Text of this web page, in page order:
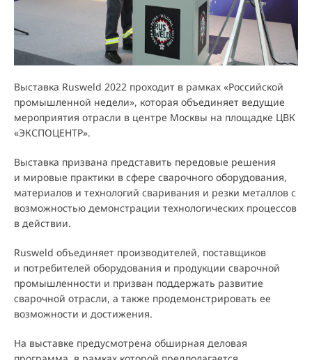
Выставка Rusweld 2022 проходит в рамках «Российской
промышленной недели», которая объединяет ведущие
мероприятия отрасли в центре Москвы на площадке ЦВК
«ЭКСПОЦЕНТР».
Выставка призвана представить передовые решения
и мировые практики в сфере сварочного оборудования,
материалов и технологий сваривания и резки металлов c
возможностью демонстрации технологических процессов
в действии.
Rusweld объединяет производителей, поставщиков
и потребителей оборудования и продукции сварочной
промышленности и призван поддержать развитие
сварочной отрасли, а также продемонстрировать ее
возможности и достижения.
На выставке предусмотрена обширная деловая